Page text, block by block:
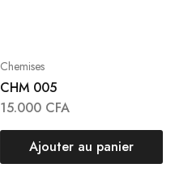
Chemises
CHM 005
15.000 CFA
Ajouter au panier